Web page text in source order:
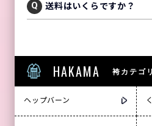
送料はいくらですか？
HAKAMA 袴カテゴ
ヘップバーン